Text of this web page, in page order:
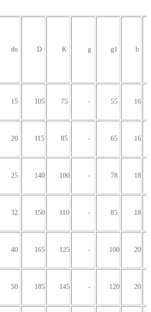
do D K g g1 b
15 105 75 - 55 16
20 115 85 - 65 16
25 140 100 - 78 18
32 150 110 - 85 18
40 165 125 - 100 20
50 185 145 - 120 20